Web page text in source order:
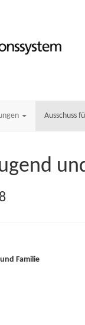
Ausschuss
Familie